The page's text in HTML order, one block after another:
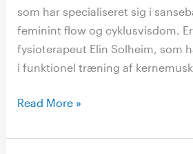
som har specialiseret sig i
feminint flow og cyklusvisdom.
fysioterapeut Elin Solheim, som
i funktionel træning af
Read More »